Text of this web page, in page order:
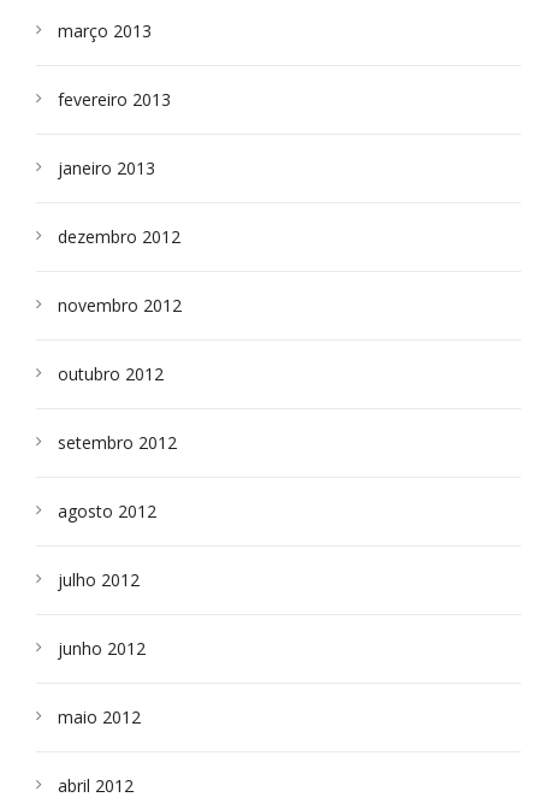
março 2013
fevereiro 2013
janeiro 2013
dezembro 2012
novembro 2012
outubro 2012
setembro 2012
agosto 2012
julho 2012
junho 2012
maio 2012
abril 2012